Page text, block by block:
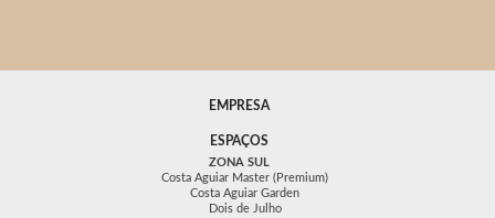
EMPRESA
ESPAÇOS
ZONA SUL
Costa Aguiar Master (Premium)
Costa Aguiar Garden
Dois de Julho